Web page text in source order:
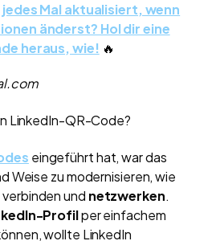
Mal aktualisiert, wenn
änderst? Hol dir eine
heraus, wie! 🔥
LinkedIn-QR-Code?
eingeführt hat, war das
Weise zu modernisieren, wie
verbinden und netzwerken.
Profilper einfachem
wollte LinkedIn